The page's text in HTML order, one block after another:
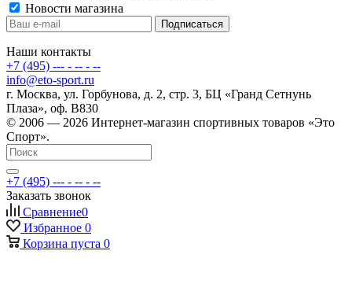
Новости магазина
Наши контакты
+7 (495) --- - -- - --
info@eto-sport.ru
г. Москва, ул. Горбунова, д. 2, стр. 3, БЦ «Гранд Сетнунь
Плаза», оф. В830
© 2006 — 2026 Интернет-магазин спортивных товаров «Это
Спорт».
+7 (495) --- - -- - --
Заказать звонок
Сравнение0
Избранное 0
Корзина пуста 0